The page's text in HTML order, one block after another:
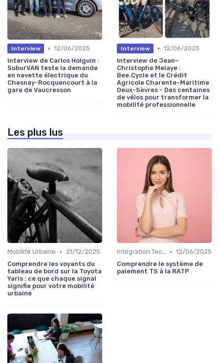
Interview • 12/06/2025
Interview de Carlos Holguin :
SuburVAN teste la demande
en navette électrique du
Chesnay-Rocquencourt à la
gare de Vaucresson
Interview • 12/06/2025
Interview de Jean-
Christophe Melaye :
Bee.Cycle et le Crédit
Agricole Charente-Maritime
Deux-Sèvres - Des centaines
de vélos pour transformer la
mobilité professionnelle
Les plus lus
Mobilité Urbaine •
21/12/2025
Comprendre les voyants du
tableau de bord sur la Toyota
Yaris : ce que chaque signal
signifie pour votre mobilité
urbaine
Intégration Technologique • 12/06/2025
Comprendre le système de
paiement TS à la RATP